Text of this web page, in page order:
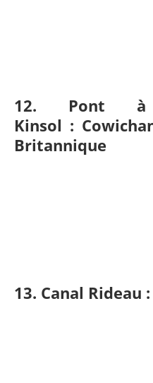
12. Pont à
Kinsol :
Britannique
13. Canal